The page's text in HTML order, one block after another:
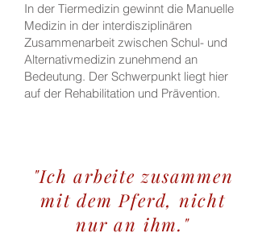
In der Tiermedizin gewinnt die Manuelle
Medizin in der interdisziplinären
Zusammenarbeit zwischen Schul- und
Alternativmedizin zunehmend an
Bedeutung. Der Schwerpunkt liegt hier
auf der Rehabilitation und Prävention.
"Ich arbeite zusammen
mit dem Pferd, nicht
nur an ihm."